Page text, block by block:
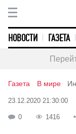
НОВОСТИ ГАЗЕТА
Газета В мире
23.12.2020 21:30:00
0 1416